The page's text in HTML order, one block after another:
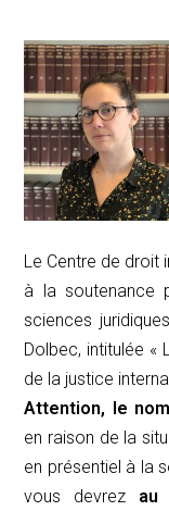
Le Centre de droit
à la soutenance
sciences
Dolbec, intitulée «
de la justice
Attention, le
en raison de la
en présentiel à la
vous devrez au